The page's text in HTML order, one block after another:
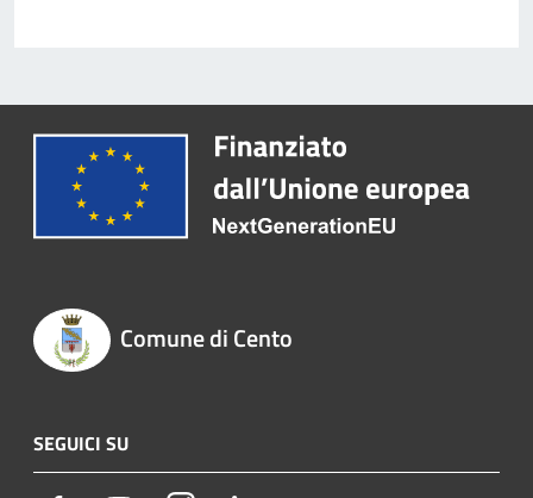
Comune di Cento
SEGUICI SU